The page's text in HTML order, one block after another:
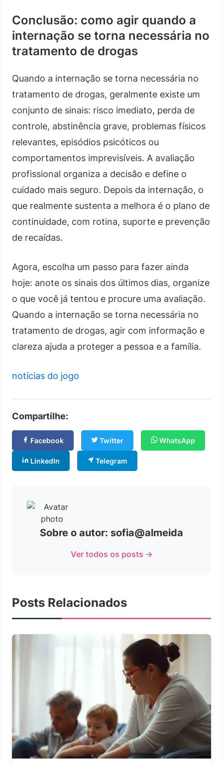
Conclusão: como agir quando a
internação se torna necessária no
tratamento de drogas
Quando a internação se torna necessária no
tratamento de drogas, geralmente existe um
conjunto de sinais: risco imediato, perda de
controle, abstinência grave, problemas físicos
relevantes, episódios psicóticos ou
comportamentos imprevisíveis. A avaliação
profissional organiza a decisão e define o
cuidado mais seguro. Depois da internação, o
que realmente sustenta a melhora é o plano de
continuidade, com rotina, suporte e prevenção
de recaídas.
Agora, escolha um passo para fazer ainda
hoje: anote os sinais dos últimos dias, organize
o que você já tentou e procure uma avaliação.
Quando a internação se torna necessária no
tratamento de drogas, agir com informação e
clareza ajuda a proteger a pessoa e a família.
notícias do jogo
Compartilhe:
Facebook Twitter WhatsApp
LinkedIn Telegram
Sobre o autor: sofia@almeida
Ver todos os posts →
Posts Relacionados